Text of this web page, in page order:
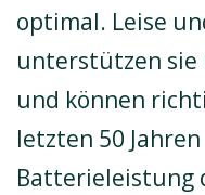
optimal. Leise
unterstützen sie
und können
letzten 50
Batterieleistung